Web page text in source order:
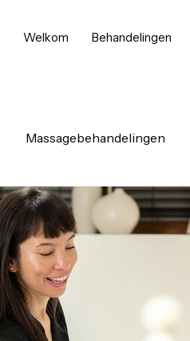
Welkom Behandelingen
Massagebehandelingen